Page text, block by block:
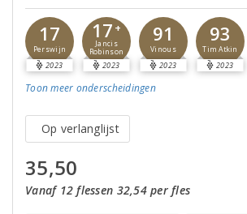
17
Perswijn
2023
17 +
Jancis
Robinson
2023
91
Vinous
2023
93
Tim Atkin
2023
Toon meer onderscheidingen
Op verlanglijst
35,50
Vanaf 12 flessen 32,54 per fles